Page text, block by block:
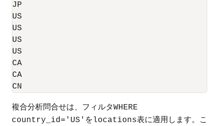
JP
US
US
US
US
CA
CA
複合分析問合せは、フィルタWHERE
country_id='US' を locations表に適用します。こ